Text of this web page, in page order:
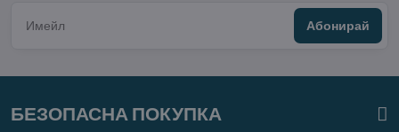
Абонирай
БЕЗОПАСНА ПОКУПКА